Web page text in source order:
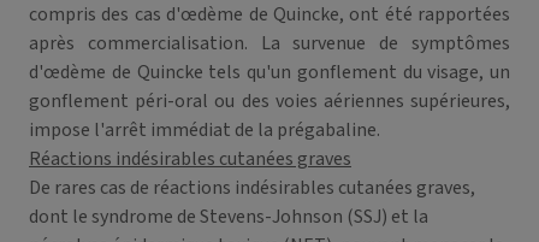
compris des cas d'œdème de Quincke, ont été rapportées
après commercialisation. La survenue de symptômes
d'œdème de Quincke tels qu'un gonflement du visage, un
gonflement péri-oral ou des voies aériennes supérieures,
impose l'arrêt immédiat de la prégabaline.
Réactions indésirables cutanées graves
De rares cas de réactions indésirables cutanées graves,
dont le syndrome de Stevens-Johnson (SSJ) et la